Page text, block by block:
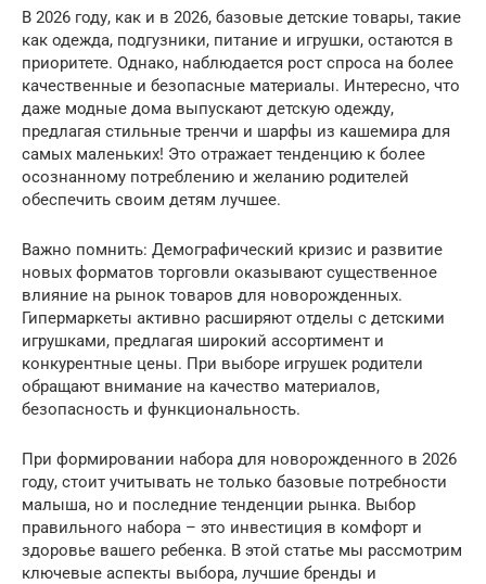
В 2026 году, как и в 2026, базовые детские товары, такие
как одежда, подгузники, питание и игрушки, остаются в
приоритете. Однако, наблюдается рост спроса на более
качественные и безопасные материалы. Интересно, что
даже модные дома выпускают детскую одежду,
предлагая стильные тренчи и шарфы из кашемира для
самых маленьких! Это отражает тенденцию к более
осознанному потреблению и желанию родителей
обеспечить своим детям лучшее.
Важно помнить: Демографический кризис и развитие
новых форматов торговли оказывают существенное
влияние на рынок товаров для новорожденных.
Гипермаркеты активно расширяют отделы с детскими
игрушками, предлагая широкий ассортимент и
конкурентные цены. При выборе игрушек родители
обращают внимание на качество материалов,
безопасность и функциональность.
При формировании набора для новорожденного в 2026
году, стоит учитывать не только базовые потребности
малыша, но и последние тенденции рынка. Выбор
правильного набора – это инвестиция в комфорт и
здоровье вашего ребенка. В этой статье мы рассмотрим
ключевые аспекты выбора, лучшие бренды и